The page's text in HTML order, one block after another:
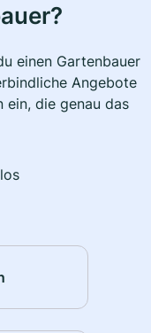
einen Gartenbauer
Angebote
ein, die genau das